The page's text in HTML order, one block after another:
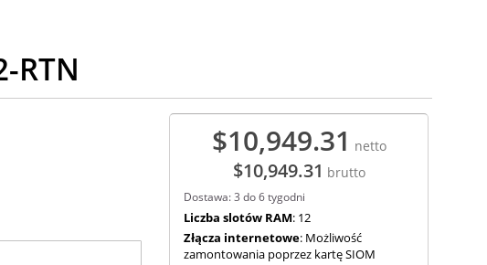
RTN
$10,949.31 netto
$10,949.31 brutto
Dostawa: 3 do 6 tygodni
Liczba slotów RAM: 12
Złącza internetowe: Możliwość
zamontowania poprzez kartę SIOM